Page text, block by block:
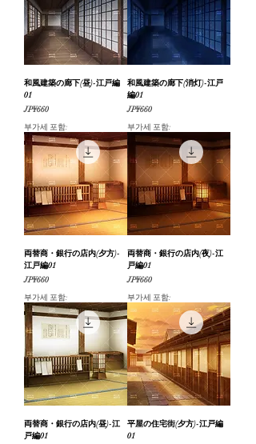
和風建築の廊下(昼)-江戸編
01
가격
JP¥660
부가세 포함:
和風建築の廊下(消灯)-江戸
編01
가격
JP¥660
부가세 포함:
両替商・銀行の店内(夕方)-
江戸編01
가격
JP¥660
부가세 포함:
両替商・銀行の店内(夜)-江
戸編01
가격
JP¥660
부가세 포함:
両替商・銀行の店内(昼)-江
戸編01
平屋の住宅街(夕方)-江戸編
01